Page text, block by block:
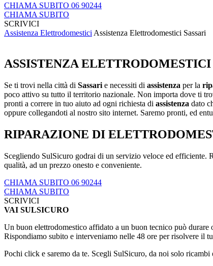
CHIAMA SUBITO 06 90244
CHIAMA SUBITO
SCRIVICI
Assistenza ElettrodomesticiAssistenza Elettrodomestici Sassari
ASSISTENZA
Se ti trovi nella città di Sassari e necessiti di assistenza per la
poco attivo su tutto il territorio nazionale. Non importa dove ti
pronti a correre in tuo aiuto ad ogni richiesta di assistenza dato
oppure collegandoti al nostro sito internet. Saremo pronti, ed
RIPARAZIONE DI
Scegliendo SulSicuro godrai di un servizio veloce ed
qualità, ad un prezzo onesto e conveniente.
CHIAMA SUBITO 06 90244
CHIAMA SUBITO
SCRIVICI
VAI SULSICURO
Un buon elettrodomestico affidato a un buon tecnico può
Rispondiamo subito e interveniamo nelle 48 ore per risolvere il
Pochi click e saremo da te. Scegli SulSicuro, da noi solo